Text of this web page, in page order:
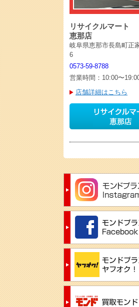
リサイクルマート
恵那店
岐阜県恵那市長島町正
6
0573-59-8788
営業時間：10:00〜
店舗詳細はこちら